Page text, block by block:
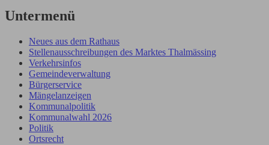
Untermenü
Neues aus dem Rathaus
Stellenausschreibungen des Marktes Thalmässing
Verkehrsinfos
Gemeindeverwaltung
Bürgerservice
Mängelanzeigen
Kommunalpolitik
Kommunalwahl 2026
Politik
Ortsrecht